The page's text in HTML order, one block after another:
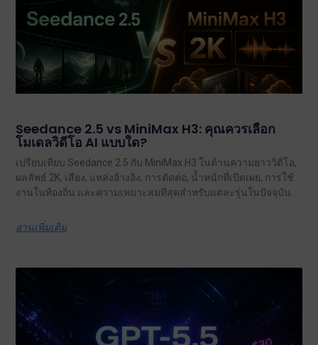
Seedance 2.5 vs MiniMax H3: คุณควรเลือก
โมเดลวิดีโอ AI แบบใด?
เปรียบเทียบ Seedance 2.5 กับ MiniMax H3 ในด้านความยาววิดีโอ,
ผลลัพธ์ 2K, เสียง, แหล่งอ้างอิง, การตัดต่อ, น้ำหนักที่เปิดเผย, การใช้
งานในท้องถิ่น และความเหมาะสมที่สุดสำหรับแต่ละรุ่นในปัจจุบัน.
อ่านเพิ่มเติม